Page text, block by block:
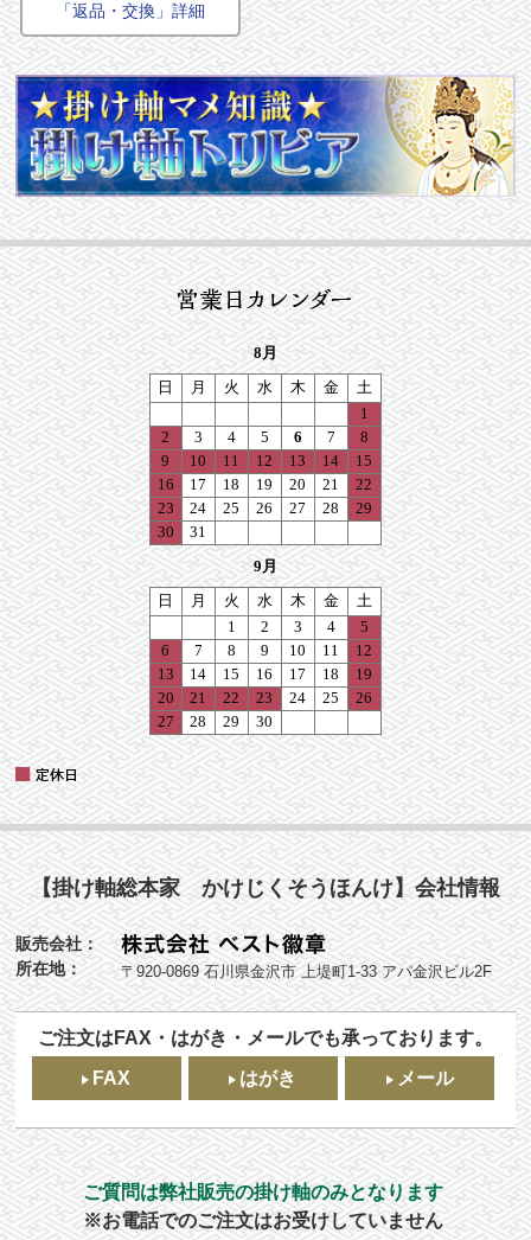
「返品・交換」詳細
【掛け軸総本家 かけじくそうほんけ】会社情報
販売会社：
所在地：
〒920-0869 石川県金沢市 上堤町1-33 アパ金沢ビル2F
ご注文はFAX・はがき・メールでも承っております。
FAX
はがき メール
ご質問は弊社販売の掛け軸のみとなります
※お電話でのご注文はお受けしていません